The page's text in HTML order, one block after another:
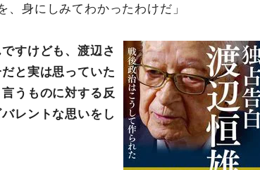
、身にしみてわかったわけだ」
すけども、渡辺さ
と実は思っていた
うものに対する反
レントな思いをし